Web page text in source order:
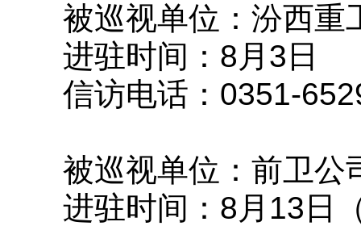
被巡视单位：汾西重
进驻时间：8月3日
信访电话：0351-
被巡视单位：前卫公
进驻时间：8月13日